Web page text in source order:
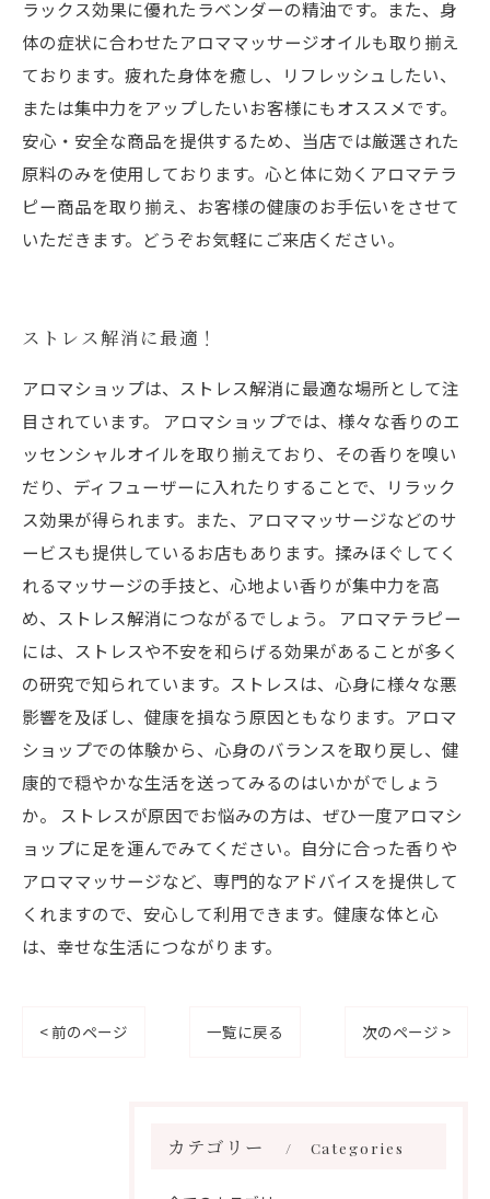
ラックス効果に優れたラベンダーの精油です。また、身
体の症状に合わせたアロママッサージオイルも取り揃え
ております。疲れた身体を癒し、リフレッシュしたい、
または集中力をアップしたいお客様にもオススメです。
安心・安全な商品を提供するため、当店では厳選された
原料のみを使用しております。心と体に効くアロマテラ
ピー商品を取り揃え、お客様の健康のお手伝いをさせて
いただきます。どうぞお気軽にご来店ください。
ストレス解消に最適！
アロマショップは、ストレス解消に最適な場所として注
目されています。 アロマショップでは、様々な香りのエ
ッセンシャルオイルを取り揃えており、その香りを嗅い
だり、ディフューザーに入れたりすることで、リラック
ス効果が得られます。また、アロママッサージなどのサ
ービスも提供しているお店もあります。揉みほぐしてく
れるマッサージの手技と、心地よい香りが集中力を高
め、ストレス解消につながるでしょう。 アロマテラピー
には、ストレスや不安を和らげる効果があることが多く
の研究で知られています。ストレスは、心身に様々な悪
影響を及ぼし、健康を損なう原因ともなります。アロマ
ショップでの体験から、心身のバランスを取り戻し、健
康的で穏やかな生活を送ってみるのはいかがでしょう
か。 ストレスが原因でお悩みの方は、ぜひ一度アロマシ
ョップに足を運んでみてください。自分に合った香りや
アロママッサージなど、専門的なアドバイスを提供して
くれますので、安心して利用できます。健康な体と心
は、幸せな生活につながります。
< 前のページ 一覧に戻る 次のページ >
カテゴリー Categories